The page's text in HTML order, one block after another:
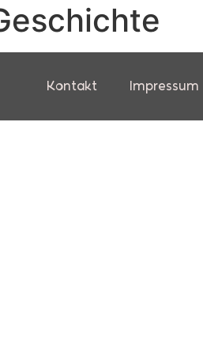
Kontakt Impressum